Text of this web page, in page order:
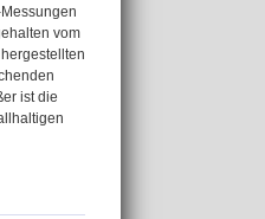
vom
ist die